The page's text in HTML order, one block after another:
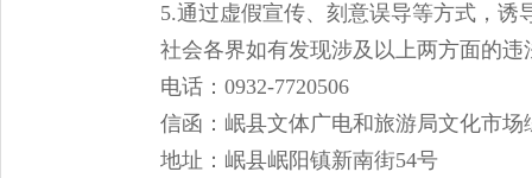
5.通过虚假宣传、刻意误导等方式，
社会各界如有发现涉及以上两方面的
电话：0932-7720506
信函：岷县文体广电和旅游局文化市场
地址：岷县岷阳镇新南街54号